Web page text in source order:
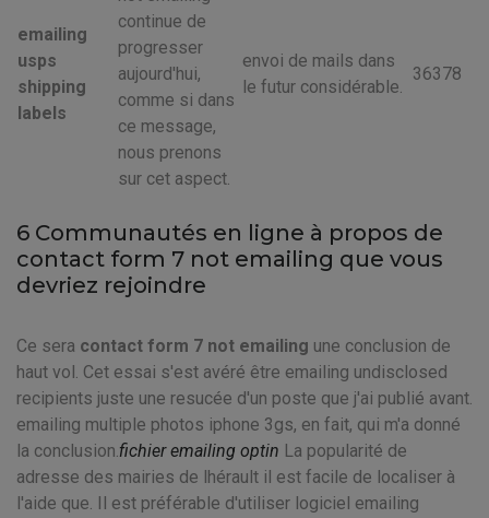
emailing
usps
shipping
labels
continue de
progresser
aujourd'hui,
comme si dans
ce message,
nous prenons
sur cet aspect.
envoi de mails dans
le futur considérable.
36378
6 Communautés en ligne à propos de
contact form 7 not emailing que vous
devriez rejoindre
Ce sera contact form 7 not emailing une conclusion de
haut vol. Cet essai s'est avéré être emailing undisclosed
recipients juste une resucée d'un poste que j'ai publié avant.
emailing multiple photos iphone 3gs, en fait, qui m'a donné
la conclusion.fichier emailing optin La popularité de
adresse des mairies de lhérault il est facile de localiser à
l'aide que. Il est préférable d'utiliser logiciel emailing